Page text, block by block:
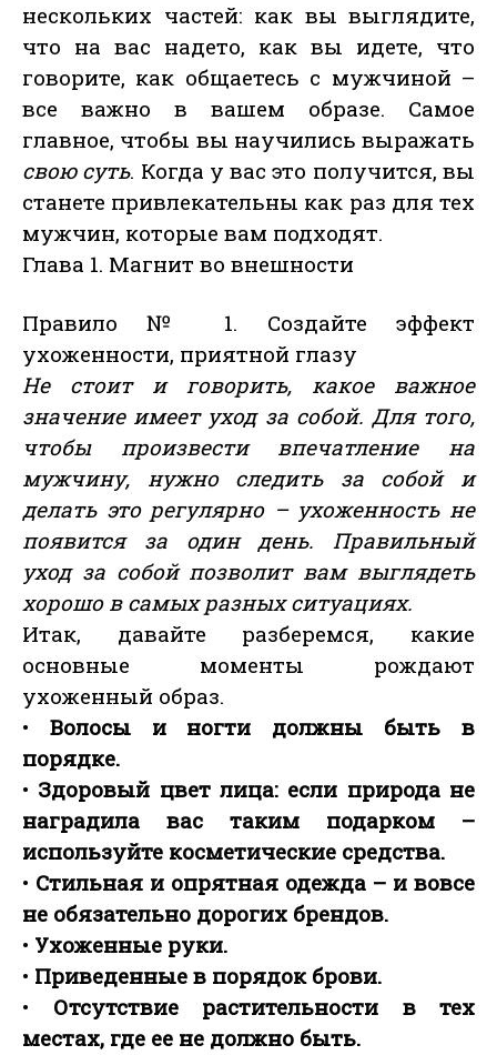
нескольких частей: как вы выглядите,
что на вас надето, как вы идете, что
говорите, как общаетесь с мужчиной –
все важно в вашем образе. Самое
главное, чтобы вы научились выражать
свою суть. Когда у вас это получится, вы
станете привлекательны как раз для тех
мужчин, которые вам подходят.
Глава 1. Магнит во внешности
Правило № 1. Создайте эффект
ухоженности, приятной глазу
Не стоит и говорить, какое важное
значение имеет уход за собой. Для того,
чтобы произвести впечатление на
мужчину, нужно следить за собой и
делать это регулярно – ухоженность не
появится за один день. Правильный
уход за собой позволит вам выглядеть
хорошо в самых разных ситуациях.
Итак, давайте разберемся, какие
основные моменты рождают
ухоженный образ.
• Волосы и ногти должны быть в
порядке.
• Здоровый цвет лица: если природа не
наградила вас таким подарком –
используйте косметические средства.
• Стильная и опрятная одежда – и вовсе
не обязательно дорогих брендов.
• Ухоженные руки.
• Приведенные в порядок брови.
• Отсутствие растительности в тех
местах, где ее не должно быть.